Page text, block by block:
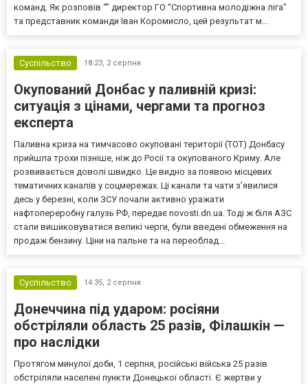
команд. Як розповів “” директор ГО “Спортивна молодіжна ліга”
та представник команди Іван Коромисло, цей результат м...
Суспільство 18:23, 2 серпня
Окупований Донбас у паливній кризі:
ситуація з цінами, чергами та прогноз
експерта
Паливна криза на тимчасово окуповані території (ТОТ) Донбасу
прийшла трохи пізніше, ніж до Росії та окупованого Криму. Але
розвивається доволі швидко. Це видно за появою місцевих
тематичних каналів у соцмережах. Ці канали та чати з’явилися
десь у березні, коли ЗСУ почали активно уражати
нафтопереробну галузь РФ, передає novosti.dn.ua. Тоді ж біля АЗС
стали вишиковуватися великі черги, були введені обмеження на
продаж бензину. Ціни на пальне та на переоблад...
Суспільство 14:35, 2 серпня
Донеччина під ударом: росіяни
обстріляли область 25 разів, Філашкін —
про наслідки
Протягом минулої доби, 1 серпня, російські війська 25 разів
обстріляли населені пункти Донецької області. Є жертви у